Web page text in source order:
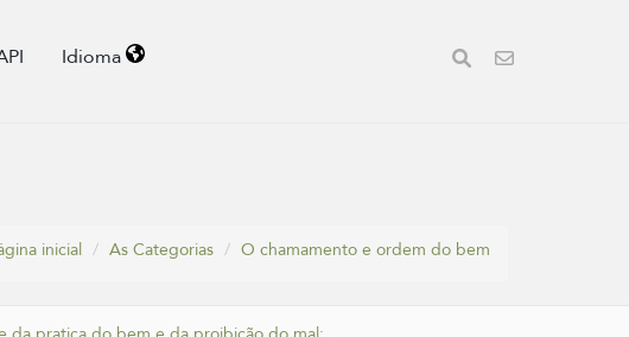
Idioma
inicial As Categorias O chamamento e ordem do bem